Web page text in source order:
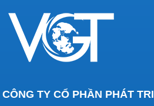
CÔNG TY CỔ PHẦN PHÁT